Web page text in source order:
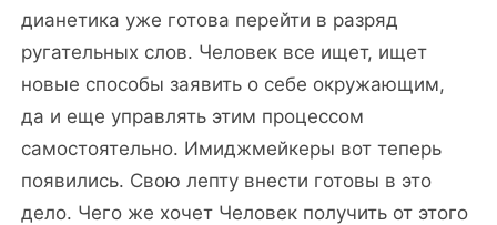
дианетика уже готова перейти в разряд
ругательных слов. Человек все ищет, ищет
новые способы заявить о себе окружающим,
да и еще управлять этим процессом
самостоятельно. Имиджмейкеры вот теперь
появились. Свою лепту внести готовы в это
дело. Чего же хочет Человек получить от этого